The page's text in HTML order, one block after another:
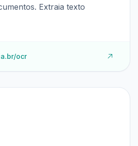
Extraia texto
ocr